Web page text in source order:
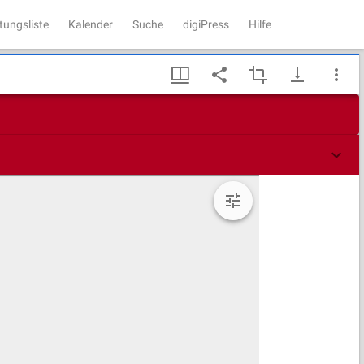
Kalender Suche digiPress Hilfe